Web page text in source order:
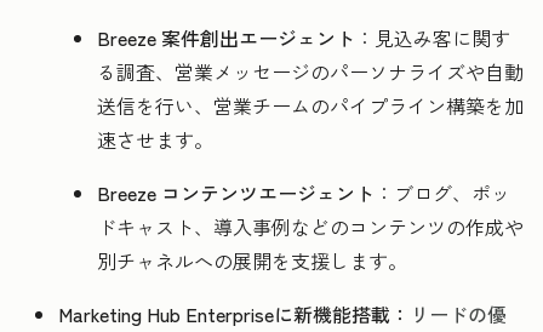
Breeze 案件創出エージェント ：見込み客に関す
る調査、営業メッセージのパーソナライズや自動
送信を行い、営業チームのパイプライン構築を加
速させます。
Breeze コンテンツエージェント ：ブログ、ポッ
ドキャスト、導入事例などのコンテンツの作成や
別チャネルへの展開を支援します。
Marketing Hub Enterpriseに新機能搭載： リードの優